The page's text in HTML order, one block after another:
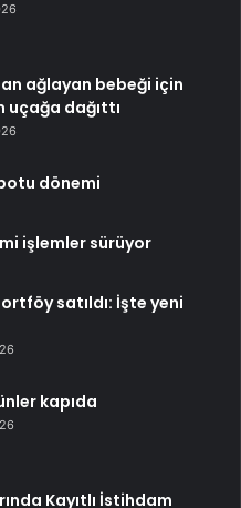
ağlayan bebeği için
uçağa dağıttı
dönemi
işlemler sürüyor
satıldı: İşte yeni
kapıda
Kayıtlı İstihdam